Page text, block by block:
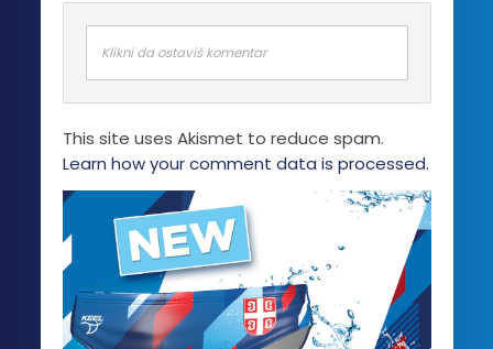
Klikni da ostaviš komentar
This site uses Akismet to reduce spam.
Learn how your comment data is processed.